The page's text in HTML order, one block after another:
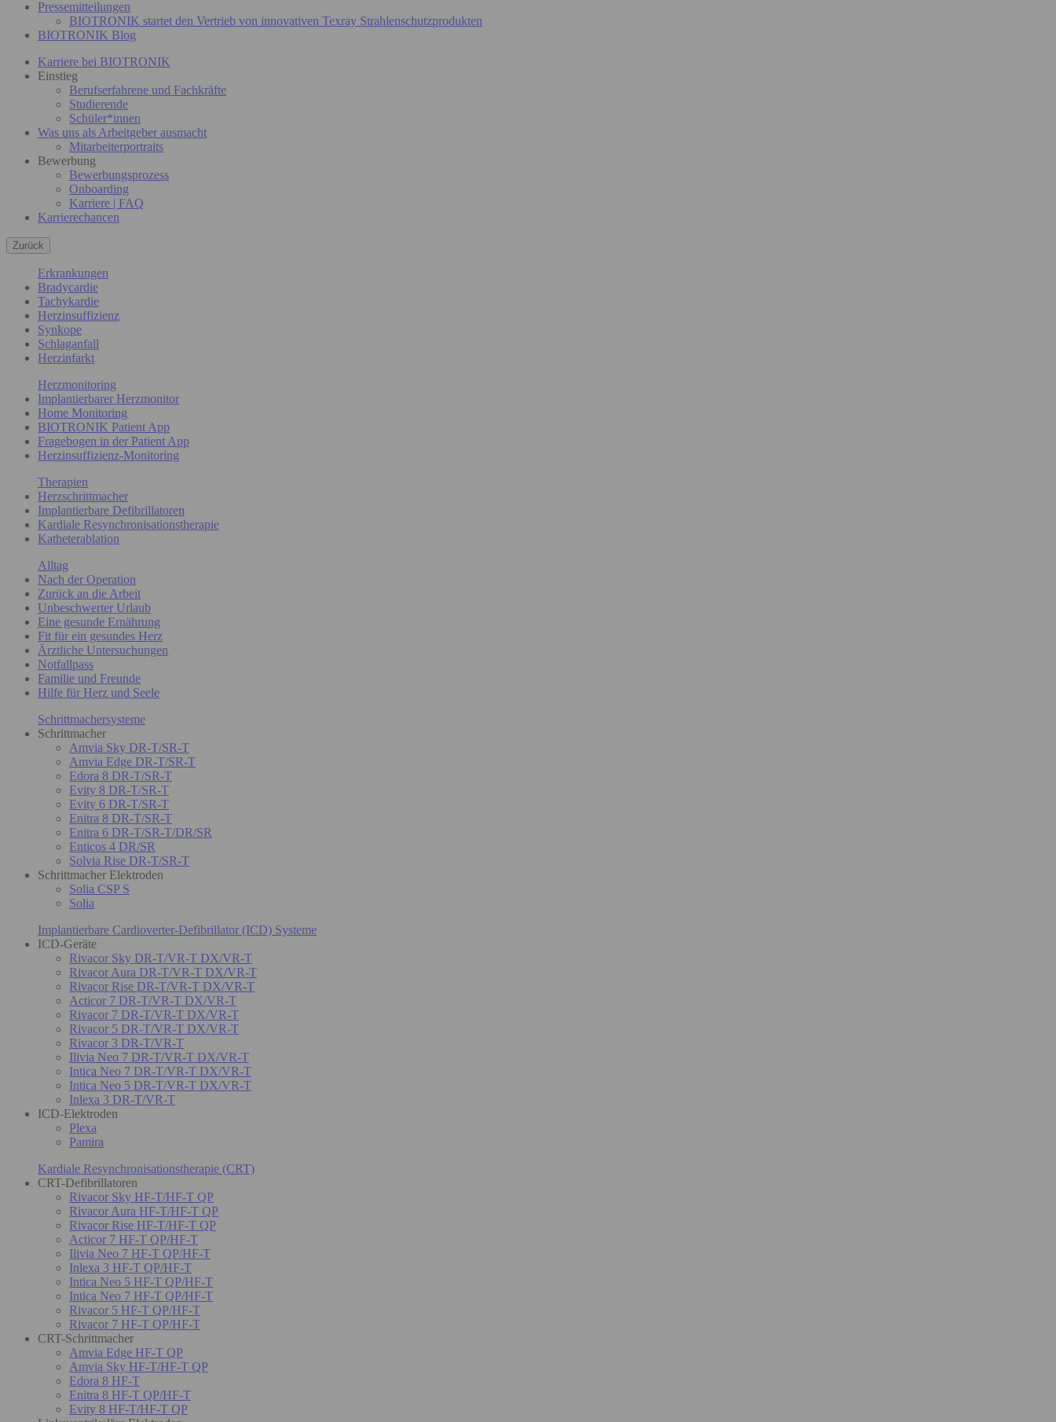
Pressemitteilungen
BIOTRONIK startet den Vertrieb von innovativen Texray Strahlenschutzprodukten
BIOTRONIK Blog
Karriere bei BIOTRONIK
Einstieg
Berufserfahrene und Fachkräfte
Studierende
Schüler*innen
Was uns als Arbeitgeber ausmacht
Mitarbeiterportraits
Bewerbung
Bewerbungsprozess
Onboarding
Karriere | FAQ
Karrierechancen
Zurück
Erkrankungen
Bradycardie
Tachykardie
Herzinsuffizienz
Synkope
Schlaganfall
Herzinfarkt
Herzmonitoring
Implantierbarer Herzmonitor
Home Monitoring
BIOTRONIK Patient App
Fragebogen in der Patient App
Herzinsuffizienz-Monitoring
Therapien
Herzschrittmacher
Implantierbare Defibrillatoren
Kardiale Resynchronisationstherapie
Katheterablation
Alltag
Nach der Operation
Zurück an die Arbeit
Unbeschwerter Urlaub
Eine gesunde Ernährung
Fit für ein gesundes Herz
Ärztliche Untersuchungen
Notfallpass
Familie und Freunde
Hilfe für Herz und Seele
Schrittmachersysteme
Schrittmacher
Amvia Sky DR-T/SR-T
Amvia Edge DR-T/SR-T
Edora 8 DR-T/SR-T
Evity 8 DR-T/SR-T
Evity 6 DR-T/SR-T
Enitra 8 DR-T/SR-T
Enitra 6 DR-T/SR-T/DR/SR
Enticos 4 DR/SR
Solvia Rise DR-T/SR-T
Schrittmacher Elektroden
Solia CSP S
Solia
Implantierbare Cardioverter-Defibrillator (ICD) Systeme
ICD-Geräte
Rivacor Sky DR-T/VR-T DX/VR-T
Rivacor Aura DR-T/VR-T DX/VR-T
Rivacor Rise DR-T/VR-T DX/VR-T
Acticor 7 DR-T/VR-T DX/VR-T
Rivacor 7 DR-T/VR-T DX/VR-T
Rivacor 5 DR-T/VR-T DX/VR-T
Rivacor 3 DR-T/VR-T
Ilivia Neo 7 DR-T/VR-T DX/VR-T
Intica Neo 7 DR-T/VR-T DX/VR-T
Intica Neo 5 DR-T/VR-T DX/VR-T
Inlexa 3 DR-T/VR-T
ICD-Elektroden
Plexa
Pamira
Kardiale Resynchronisationstherapie (CRT)
CRT-Defibrillatoren
Rivacor Sky HF-T/HF-T QP
Rivacor Aura HF-T/HF-T QP
Rivacor Rise HF-T/HF-T QP
Acticor 7 HF-T QP/HF-T
Ilivia Neo 7 HF-T QP/HF-T
Inlexa 3 HF-T QP/HF-T
Intica Neo 5 HF-T QP/HF-T
Intica Neo 7 HF-T QP/HF-T
Rivacor 5 HF-T QP/HF-T
Rivacor 7 HF-T QP/HF-T
CRT-Schrittmacher
Amvia Edge HF-T QP
Amvia Sky HF-T/HF-T QP
Edora 8 HF-T
Enitra 8 HF-T QP/HF-T
Evity 8 HF-T/HF-T QP